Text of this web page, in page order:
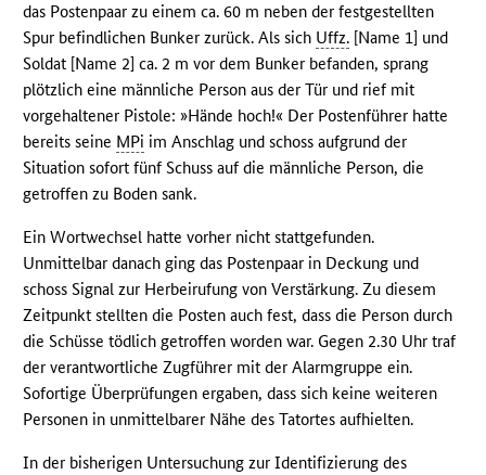
das Postenpaar zu einem ca. 60 m neben der festgestellten
Spur befindlichen Bunker zurück. Als sich Uffz. [Name 1] und
Soldat [Name 2] ca. 2 m vor dem Bunker befanden, sprang
plötzlich eine männliche Person aus der Tür und rief mit
vorgehaltener Pistole: »Hände hoch!« Der Postenführer hatte
bereits seine MPi im Anschlag und schoss aufgrund der
Situation sofort fünf Schuss auf die männliche Person, die
getroffen zu Boden sank.
Ein Wortwechsel hatte vorher nicht stattgefunden.
Unmittelbar danach ging das Postenpaar in Deckung und
schoss Signal zur Herbeirufung von Verstärkung. Zu diesem
Zeitpunkt stellten die Posten auch fest, dass die Person durch
die Schüsse tödlich getroffen worden war. Gegen 2.30 Uhr traf
der verantwortliche Zugführer mit der Alarmgruppe ein.
Sofortige Überprüfungen ergaben, dass sich keine weiteren
Personen in unmittelbarer Nähe des Tatortes aufhielten.
In der bisherigen Untersuchung zur Identifizierung des